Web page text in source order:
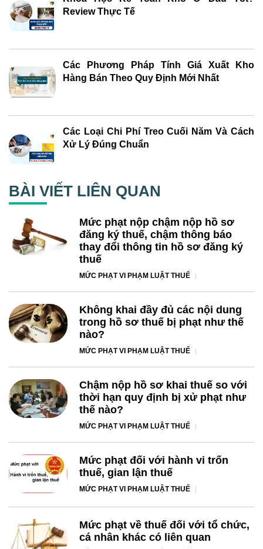
Review Thực Tế
Các Phương Pháp Tính Giá Xuất Kho
Hàng Bán Theo Quy Định Mới Nhất
Các Loại Chi Phí Treo Cuối Năm Và Cách
Xử Lý Đúng Chuẩn
BÀI VIẾT LIÊN QUAN
Mức phạt nộp chậm nộp hồ sơ
đăng ký thuế, chậm thông báo
thay đổi thông tin hồ sơ đăng ký
thuế
MỨC PHẠT VI PHẠM LUẬT THUẾ
Không khai đầy đủ các nội dung
trong hồ sơ thuế bị phạt như thế
nào?
MỨC PHẠT VI PHẠM LUẬT THUẾ
Chậm nộp hồ sơ khai thuế so với
thời hạn quy định bị xử phạt như
thế nào?
MỨC PHẠT VI PHẠM LUẬT THUẾ
Mức phạt đối với hành vi trốn
thuế, gian lận thuế
MỨC PHẠT VI PHẠM LUẬT THUẾ
Mức phạt về thuế đối với tổ chức,
cá nhân khác có liên quan